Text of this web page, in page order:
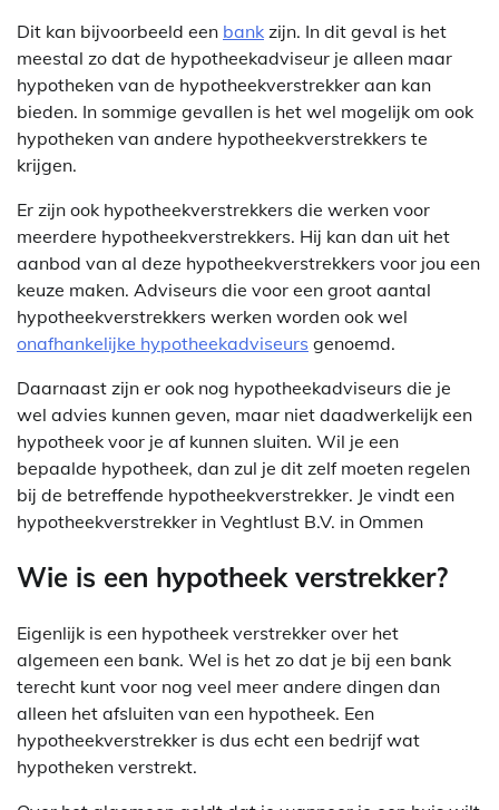
Dit kan bijvoorbeeld een bank zijn. In dit geval is het
meestal zo dat de hypotheekadviseur je alleen maar
hypotheken van de hypotheekverstrekker aan kan
bieden. In sommige gevallen is het wel mogelijk om ook
hypotheken van andere hypotheekverstrekkers te
krijgen.
Er zijn ook hypotheekverstrekkers die werken voor
meerdere hypotheekverstrekkers. Hij kan dan uit het
aanbod van al deze hypotheekverstrekkers voor jou een
keuze maken. Adviseurs die voor een groot aantal
hypotheekverstrekkers werken worden ook wel
onafhankelijke hypotheekadviseurs genoemd.
Daarnaast zijn er ook nog hypotheekadviseurs die je
wel advies kunnen geven, maar niet daadwerkelijk een
hypotheek voor je af kunnen sluiten. Wil je een
bepaalde hypotheek, dan zul je dit zelf moeten regelen
bij de betreffende hypotheekverstrekker. Je vindt een
hypotheekverstrekker in Veghtlust B.V. in Ommen
Wie is een hypotheek verstrekker?
Eigenlijk is een hypotheek verstrekker over het
algemeen een bank. Wel is het zo dat je bij een bank
terecht kunt voor nog veel meer andere dingen dan
alleen het afsluiten van een hypotheek. Een
hypotheekverstrekker is dus echt een bedrijf wat
hypotheken verstrekt.